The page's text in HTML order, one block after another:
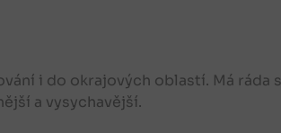
i do okrajových oblastí. Má ráda
a vysychavější.